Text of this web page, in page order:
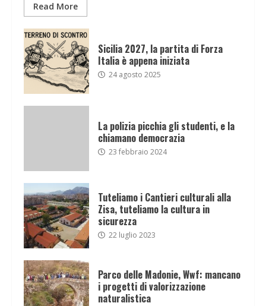
Read More
Sicilia 2027, la partita di Forza
Italia è appena iniziata
24 agosto 2025
La polizia picchia gli studenti, e la
chiamano democrazia
23 febbraio 2024
Tuteliamo i Cantieri culturali alla
Zisa, tuteliamo la cultura in
sicurezza
22 luglio 2023
Parco delle Madonie, Wwf: mancano
i progetti di valorizzazione
naturalistica